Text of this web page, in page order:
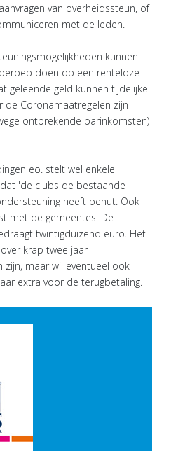
van overheidssteun, of
met de leden.
kunnen
doen op een renteloze
geleende geld kunnen tijdelijke
Coronamaatregelen zijn
ontbrekende barinkomsten)
eo. stelt wel enkele
'de clubs de bestaande
heeft benut. Ook
met de gemeentes. De
twintigduizend euro. Het
krap twee jaar
maar wil eventueel ook
extra voor de terugbetaling.